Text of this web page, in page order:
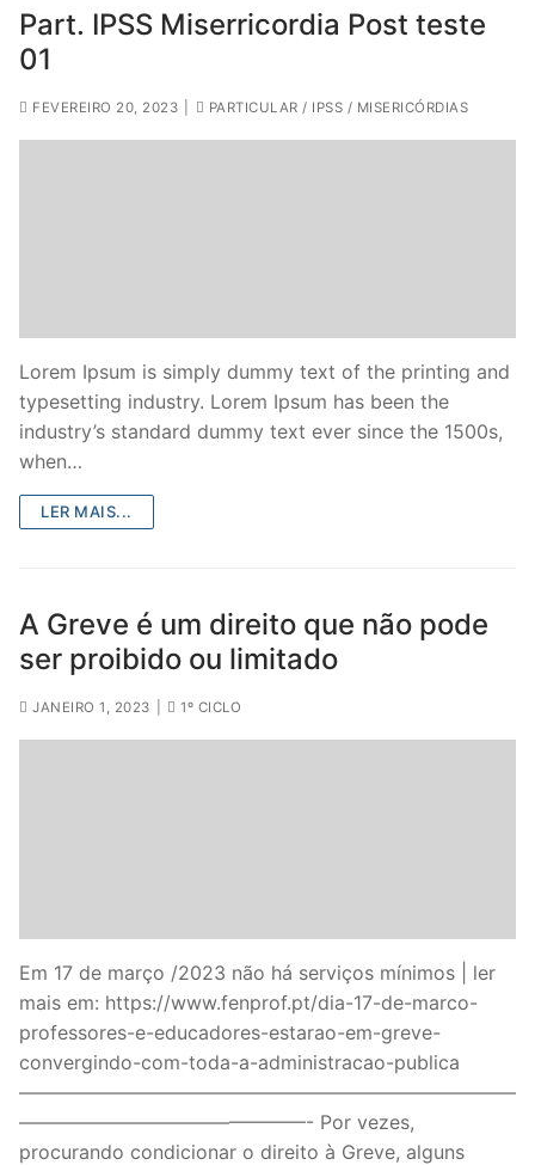
Part. IPSS Miserricordia Post teste
01
FEVEREIRO 20, 2023 PARTICULAR / IPSS / MISERICÓRDIAS
Lorem Ipsum is simply dummy text of the printing and
typesetting industry. Lorem Ipsum has been the
industry’s standard dummy text ever since the 1500s,
when…
LER MAIS...
A Greve é um direito que não pode
ser proibido ou limitado
JANEIRO 1, 2023 1º CICLO
Em 17 de março /2023 não há serviços mínimos | ler
mais em: https://www.fenprof.pt/dia-17-de-marco-
professores-e-educadores-estarao-em-greve-
convergindo-com-toda-a-administracao-publica
——————————————————————————
———————————————- Por vezes,
procurando condicionar o direito à Greve, alguns